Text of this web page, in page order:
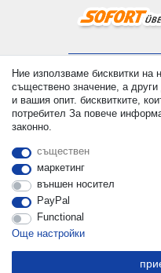
Prices incl. VAT. 19% VAT
Applies to deliveries to the
Ние използваме бисквитки на
съществено значение, а
и вашия опит. бисквитките,
потребител За повече
законно.
съществен
маркетинг
външен носител
PayPal
Functional
Още настройки